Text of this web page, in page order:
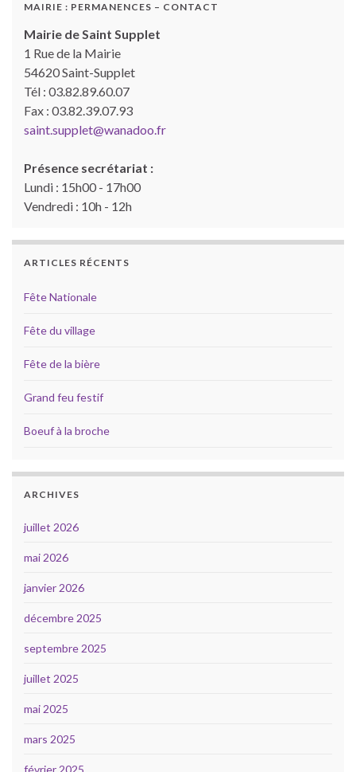
MAIRIE : PERMANENCES – CONTACT
Mairie de Saint Supplet
1 Rue de la Mairie
54620 Saint-Supplet
Tél : 03.82.89.60.07
Fax : 03.82.39.07.93
saint.supplet@wanadoo.fr
Présence secrétariat :
Lundi : 15h00 - 17h00
Vendredi : 10h - 12h
ARTICLES RÉCENTS
Fête Nationale
Fête du village
Fête de la bière
Grand feu festif
Boeuf à la broche
ARCHIVES
juillet 2026
mai 2026
janvier 2026
décembre 2025
septembre 2025
juillet 2025
mai 2025
mars 2025